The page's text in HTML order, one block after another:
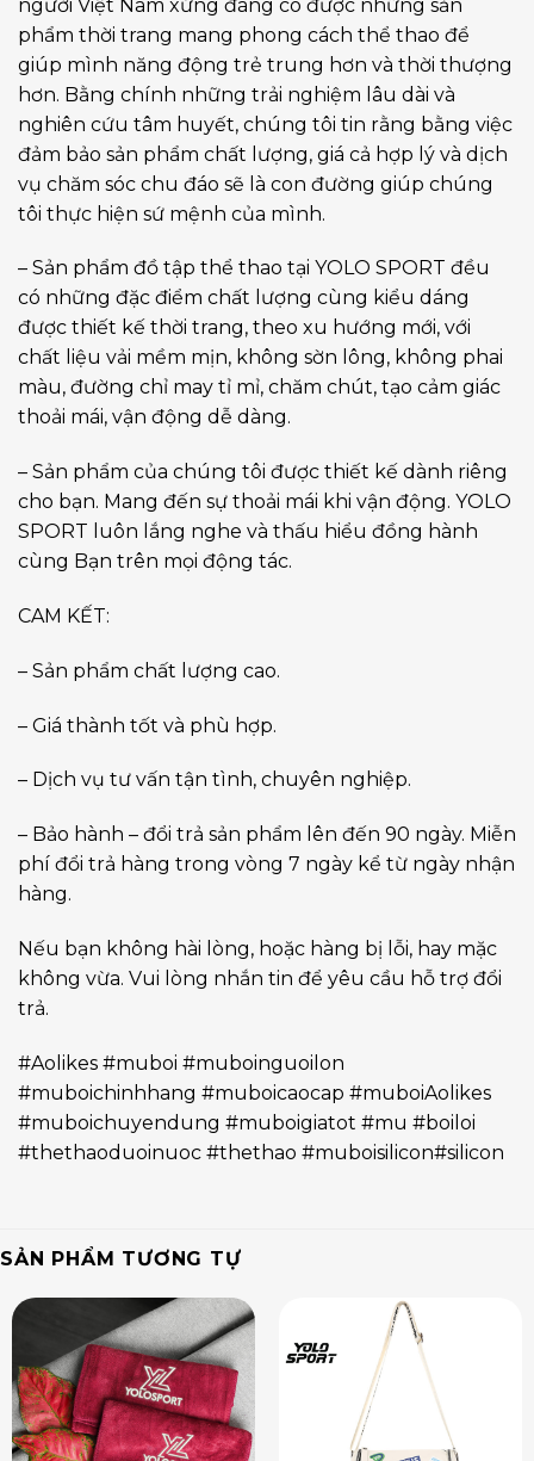
người Việt Nam xứng đáng có được những sản
phẩm thời trang mang phong cách thể thao để
giúp mình năng động trẻ trung hơn và thời thượng
hơn. Bằng chính những trải nghiệm lâu dài và
nghiên cứu tâm huyết, chúng tôi tin rằng bằng việc
đảm bảo sản phẩm chất lượng, giá cả hợp lý và dịch
vụ chăm sóc chu đáo sẽ là con đường giúp chúng
tôi thực hiện sứ mệnh của mình.
– Sản phẩm đồ tập thể thao tại YOLO SPORT đều
có những đặc điểm chất lượng cùng kiểu dáng
được thiết kế thời trang, theo xu hướng mới, với
chất liệu vải mềm mịn, không sờn lông, không phai
màu, đường chỉ may tỉ mỉ, chăm chút, tạo cảm giác
thoải mái, vận động dễ dàng.
– Sản phẩm của chúng tôi được thiết kế dành riêng
cho bạn. Mang đến sự thoải mái khi vận động. YOLO
SPORT luôn lắng nghe và thấu hiểu đồng hành
cùng Bạn trên mọi động tác.
CAM KẾT:
– Sản phẩm chất lượng cao.
– Giá thành tốt và phù hợp.
– Dịch vụ tư vấn tận tình, chuyên nghiệp.
– Bảo hành – đổi trả sản phẩm lên đến 90 ngày. Miễn
phí đổi trả hàng trong vòng 7 ngày kể từ ngày nhận
hàng.
Nếu bạn không hài lòng, hoặc hàng bị lỗi, hay mặc
không vừa. Vui lòng nhắn tin để yêu cầu hỗ trợ đổi
trả.
#Aolikes #muboi #muboinguoilon
#muboichinhhang #muboicaocap #muboiAolikes
#muboichuyendung #muboigiatot #mu #boiloi
#thethaoduoinuoc #thethao #muboisilicon#silicon
SẢN PHẨM TƯƠNG TỰ